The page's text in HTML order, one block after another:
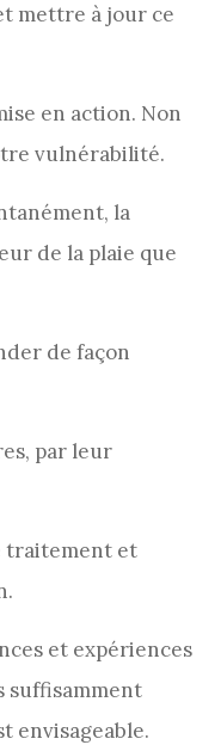
mettre à jour ce
en action. Non
vulnérabilité.
la
de la plaie que
de façon
par leur
traitement et
et expériences
suffisamment
envisageable.